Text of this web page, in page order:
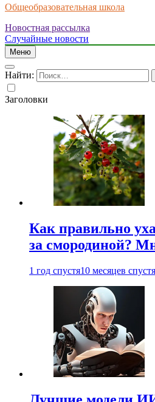
Общеобразовательная школа
Новостная рассылка
Случайные новости
Меню
Найти:
Заголовки
Как правильно
за смородиной?
1 год спустя10 месяцев спустя